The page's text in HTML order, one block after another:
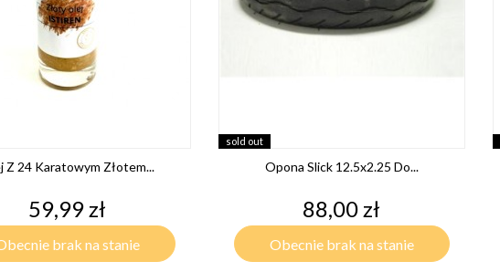
Z 24 Karatowym Złotem...
Cena
59,99 zł
brak na stanie
sold out
Opona Slick 12.5x2.25 Do...
Cena
88,00 zł
Obecnie brak na stanie